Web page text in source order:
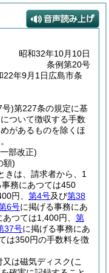
昭和32年10月10日
条例第20号
22年9月1日広島市条
号)第227条の規定に基
ついて徴収する手数
があるものを除くほ
部改正)
額)
きは、請求者から、1
事務にあつては450
円、 第4号及び第38
6号に掲げる事務にあ
つては1,400円、 第
37号に掲げる事務にあ
は350円の手数料を徴
は磁気ディスク(こ